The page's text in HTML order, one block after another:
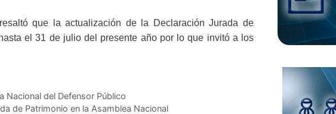
que la actualización de la Declaración Jurada de
el 31 de julio del presente año por lo que invitó a los
Nacional del Defensor Público
de Patrimonio en la Asamblea Nacional